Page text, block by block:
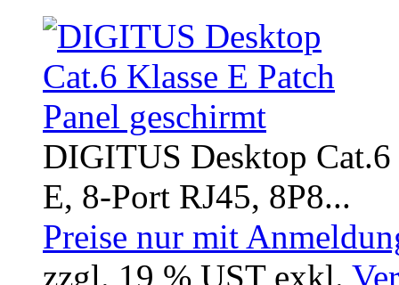
DIGITUS Desktop Cat.6
E, 8-Port RJ45, 8P8...
Preise nur mit
zzgl. 19 % UST exkl.